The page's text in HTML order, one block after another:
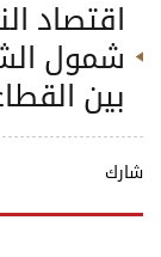
اقتصاد
شمول
بين
شارك